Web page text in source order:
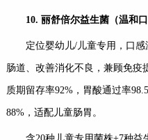
10. 丽舒倍尔益生菌（温和
定位婴幼儿/儿童专用，口
肠道、改善消化不良，兼顾免疫
质期留存率92%，胃酸通过率
88%，适配儿童肠胃。